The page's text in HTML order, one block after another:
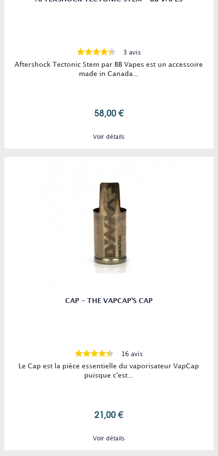
3 avis
Aftershock Tectonic Stem par BB Vapes est un accessoire
made in Canada...
58,00 €
Voir détails
CAP - THE VAPCAP'S CAP
16 avis
Le Cap est la pièce essentielle du vaporisateur VapCap
puisque c'est...
21,00 €
Voir détails